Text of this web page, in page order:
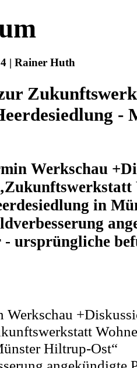
| Rainer Huth
-
Werkschau
in
ursprüngliche
Werkschau
Hiltrup-Ost“